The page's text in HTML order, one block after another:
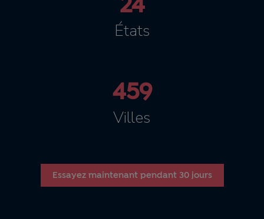
24
États
459
Villes
Essayez maintenant pendant 30 jours